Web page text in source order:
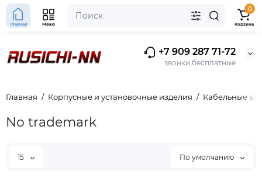
+7 909 287 71-72
звонки бесплатные
Главная Меню
0
Корзина
Главная Корпусные и установочные изделия Кабельные
No trademark
15 По умолчанию